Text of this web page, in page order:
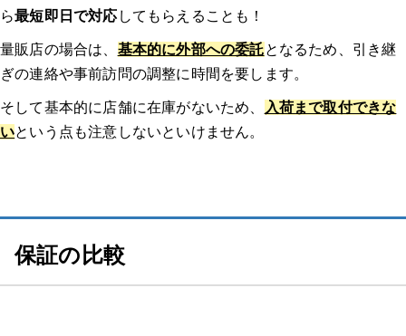
ら最短即日で対応 してもらえることも！
量販店の場合は、 基本的に外部への委託となるため、引き継
ぎの連絡や事前訪問の調整に時間を要します。
そして基本的に店舗に在庫がないため、
入荷まで取付できな
いという点も注意しないといけません。
保証の比較